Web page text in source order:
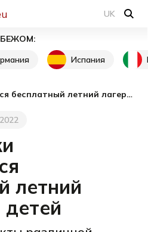
UK
Испания
В Хельсинки открывается бесплатный летний лагерь для детей
летний